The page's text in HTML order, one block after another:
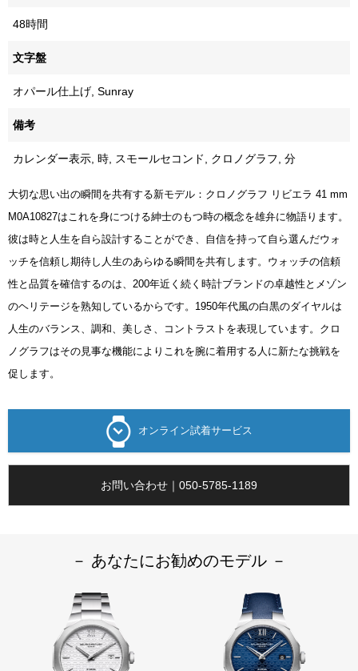
48時間
文字盤
オパール仕上げ, Sunray
備考
カレンダー表示, 時, スモールセコンド, クロノグラフ, 分
大切な思い出の瞬間を共有する新モデル：クロノグラフ リビエラ 41 mm
M0A10827はこれを身につける紳士のもつ時の概念を雄弁に物語ります。
彼は時と人生を自ら設計することができ、自信を持って自ら選んだウォ
ッチを信頼し期待し人生のあらゆる瞬間を共有します。ウォッチの信頼
性と品質を確信するのは、200年近く続く時計ブランドの卓越性とメゾン
のヘリテージを熟知しているからです。1950年代風の白黒のダイヤルは
人生のバランス、調和、美しさ、コントラストを表現しています。クロ
ノグラフはその見事な機能によりこれを腕に着用する人に新たな挑戦を
促します。
オンライン試着サービス
お問い合わせ｜050-5785-1189
－ あなたにお勧めのモデル －